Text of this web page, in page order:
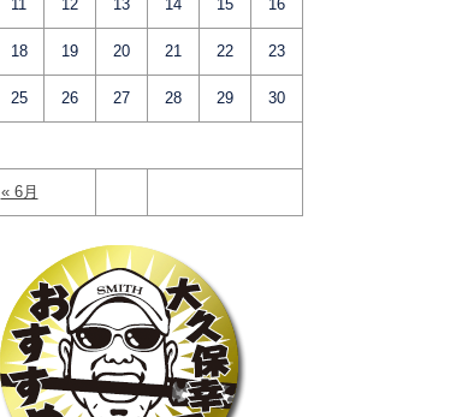
« 6月
11 12 13 14 15 16
18 19 20 21 22 23
25 26 27 28 29 30